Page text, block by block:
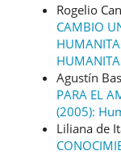
Rogelio
CAMBIO
Agustín
PARA EL
(2005):
Liliana de